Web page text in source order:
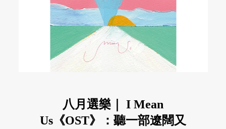
八月選樂｜ I Mean
Us《OST》：聽一部遼闊又